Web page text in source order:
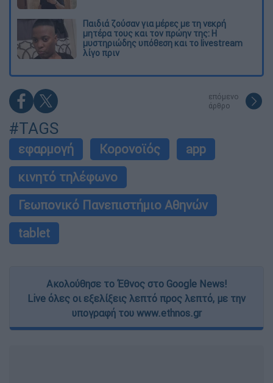
Παιδιά ζούσαν για μέρες με τη νεκρή
μητέρα τους και τον πρώην της: Η
μυστηριώδης υπόθεση και το livestream
λίγο πριν
επόμενο
άρθρο
#TAGS
εφαρμογή Κορονοϊός
app
κινητό τηλέφωνο
Γεωπονικό Πανεπιστήμιο Αθηνών
tablet
Ακολούθησε το Έθνος στο Google News!
Live όλες οι εξελίξεις λεπτό προς λεπτό, με την
υπογραφή του www.ethnos.gr